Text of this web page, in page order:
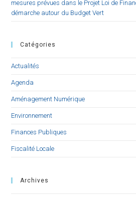
mesures prévues dans le Projet Loi de
démarche autour du Budget Vert
Catégories
Actualités
Agenda
Aménagement Numérique
Environnement
Finances Publiques
Fiscalité Locale
Archives